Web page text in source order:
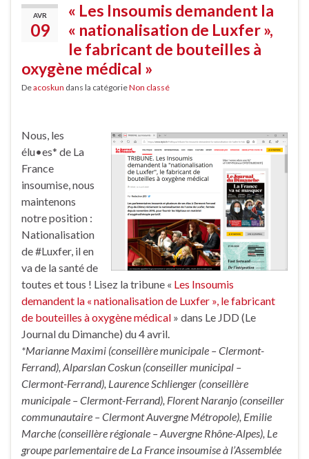
AVR
09
« Les Insoumis demandent la
« nationalisation de Luxfer »,
le fabricant de bouteilles à
oxygène médical »
Deacoskun dans la catégorieNon classé
Nous, les
élu•es* de La
France
insoumise, nous
maintenons
notre position :
Nationalisation
de #Luxfer, il en
va de la santé de
toutes et tous ! Lisez la tribune « Les Insoumis
demandent la « nationalisation de Luxfer », le fabricant
de bouteilles à oxygène médical » dans Le JDD (Le
Journal du Dimanche) du 4 avril.
*Marianne Maximi (conseillère municipale – Clermont-
Ferrand), Alparslan Coskun (conseiller municipal –
Clermont-Ferrand), Laurence Schlienger (conseillère
municipale – Clermont-Ferrand), Florent Naranjo (conseiller
communautaire – Clermont Auvergne Métropole), Emilie
Marche (conseillère régionale – Auvergne Rhône-Alpes), Le
groupe parlementaire de La France insoumise à l’Assemblée